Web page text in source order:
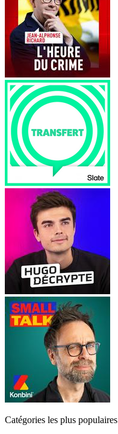
Catégories les plus populaires